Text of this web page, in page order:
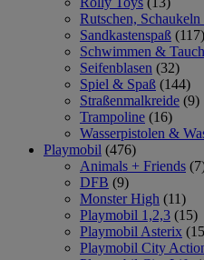
Rutschen,
Sandkastenspaß (117)
Schwimmen &
Seifenblasen (32)
Spiel & Spaß (144)
Straßenmalkreide (9)
Trampoline (16)
Wasserpistolen &
Playmobil (476)
Animals + Friends
DFB (9)
Monster High (11)
Playmobil 1,2,3 (15)
Playmobil Asterix
Playmobil City